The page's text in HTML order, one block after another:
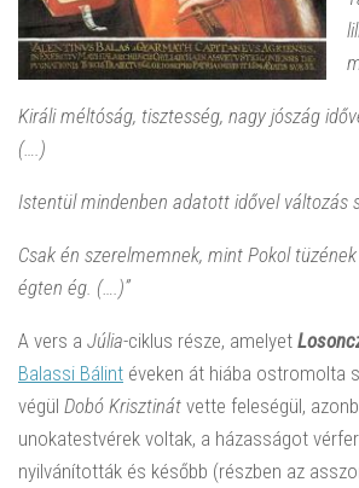
Királi méltóság, tisztesség, nagy jószág
(….)
Istentül mindenben adatott idővel változás
Csak én szerelmemnek, mint Pokol
égten ég. (….)”
A vers a Júlia-ciklus része, amelyet
Balassi Bálint éveken át hiába ostromolta
végül Dobó Krisztinát vette feleségül,
unokatestvérek voltak, a házasságot
nyilvánították és később (részben az